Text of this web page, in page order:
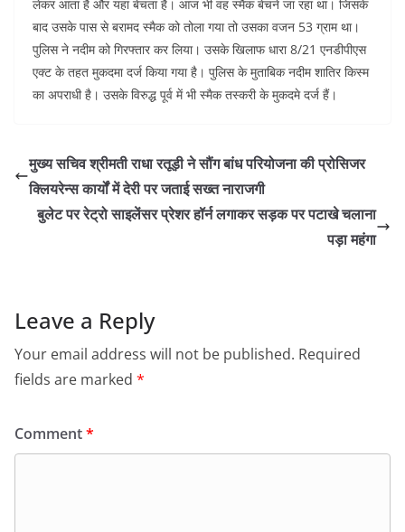
लेकर आता है और यहां बेचता है। आज भी वह स्मैक बेचने जा रहा था। जिसके
बाद उसके पास से बरामद स्मैक को तोला गया तो उसका वजन 53 ग्राम था।
पुलिस ने नदीम को गिरफ्तार कर लिया। उसके खिलाफ धारा 8/21 एनडीपीएस
एक्ट के तहत मुकदमा दर्ज किया गया है। पुलिस के मुताबिक नदीम शातिर किस्म
का अपराधी है। उसके विरुद्ध पूर्व में भी स्मैक तस्करी के मुकदमे दर्ज हैं।
मुख्य सचिव श्रीमती राधा रतूड़ी ने सौंग बांध परियोजना की प्रोसिजर
क्लियरेन्स कार्यों में देरी पर जताई सख्त नाराजगी
बुलेट पर रेट्रो साइलेंसर प्रेशर हॉर्न लगाकर सड़क पर पटाखे चलाना
पड़ा महंगा
Leave a Reply
Your email address will not be published. Required
fields are marked *
Comment*